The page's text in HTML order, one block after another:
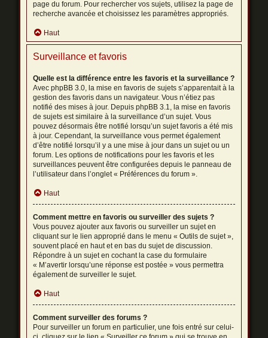
page du forum. Pour rechercher vos sujets, utilisez la page de
recherche avancée et choisissez les paramètres appropriés.
Haut
Surveillance et favoris
Quelle est la différence entre les favoris et la surveillance ?
Avec phpBB 3.0, la mise en favoris de sujets s’apparentait à la
gestion des favoris dans un navigateur. Vous n’étiez pas
notifié des mises à jour. Depuis phpBB 3.1, la mise en favoris
de sujets est similaire à la surveillance d’un sujet. Vous
pouvez désormais être notifié lorsqu’un sujet favoris a été mis
à jour. Cependant, la surveillance vous permet également
d’être notifié lorsqu’il y a une mise à jour dans un sujet ou un
forum. Les options de notifications pour les favoris et les
surveillances peuvent être configurées depuis le panneau de
l’utilisateur dans l’onglet « Préférences du forum ».
Haut
Comment mettre en favoris ou surveiller des sujets ?
Vous pouvez ajouter aux favoris ou surveiller un sujet en
cliquant sur le lien approprié dans le menu « Outils de sujet »,
souvent placé en haut et en bas du sujet de discussion.
Répondre à un sujet en cochant la case du formulaire
« M’avertir lorsqu’une réponse est postée » vous permettra
également de surveiller le sujet.
Haut
Comment surveiller des forums ?
Pour surveiller un forum en particulier, une fois entré sur celui-